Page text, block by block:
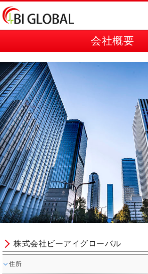
会社概要
株式会社ビーアイグローバル
住所